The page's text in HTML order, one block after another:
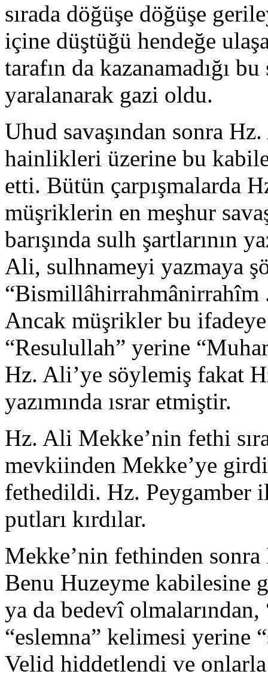
sırada döğüşe döğüşe
içine düştüğü hendeğe
tarafın da kazanamadığı
yaralanarak gazi oldu.
Uhud savaşından sonra
hainlikleri üzerine bu
etti. Bütün çarpışmalarda
müşriklerin en meşhur
barışında sulh şartlarının
Ali, sulhnameyi yazmaya
Ancak müşrikler bu
“Resulullah” yerine
Hz. Ali’ye söylemiş fakat
yazımında ısrar etmiştir.
Hz. Ali Mekke’nin fethi
mevkiinden Mekke’ye
fethedildi. Hz. Peygamber
putları kırdılar.
Mekke’nin fethinden
Benu Huzeyme kabilesine
ya da bedevî
“eslemna” kelimesi yerine
Velid hiddetlendi ve